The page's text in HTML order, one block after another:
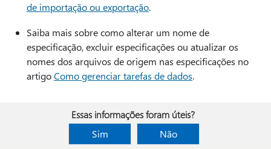
de importação ou exportação.
Saiba mais sobre como alterar um nome de
especificação, excluir especificações ou atualizar os
nomes dos arquivos de origem nas especificações no
artigoComo gerenciar tarefas de dados.
Essas informações foram úteis?
Sim
Não